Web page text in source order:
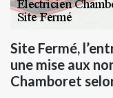
Site Fermé,
une mise aux
Chamboret